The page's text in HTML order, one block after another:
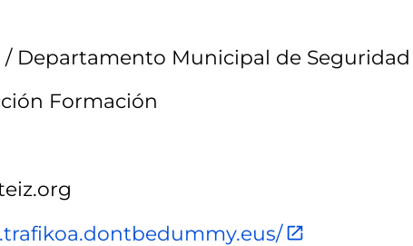
/ Departamento Municipal de Seguridad
Formación